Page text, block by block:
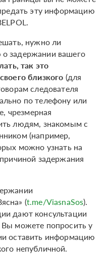
эту информацию
нужно ли
задержании вашего
так это
близкого (для
следователя
по телефону или
чрезмерная
людям, знакомым с
(например,
можно узнать на
задержания
(t.me/ViasnaSos).
дают консультации
можете попросить у
оставить информацию
непубличной.